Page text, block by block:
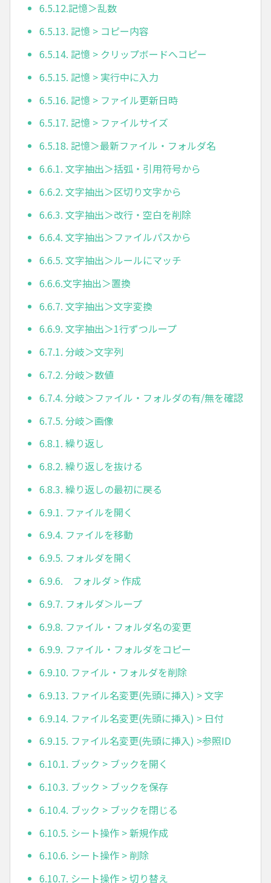
6.5.12.記憶＞乱数
6.5.13. 記憶 > コピー内容
6.5.14. 記憶 > クリップボードへコピー
6.5.15. 記憶 > 実行中に入力
6.5.16. 記憶 > ファイル更新日時
6.5.17. 記憶 > ファイルサイズ
6.5.18. 記憶＞最新ファイル・フォルダ名
6.6.1. 文字抽出＞括弧・引用符号から
6.6.2. 文字抽出＞区切り文字から
6.6.3. 文字抽出＞改行・空白を削除
6.6.4. 文字抽出＞ファイルパスから
6.6.5. 文字抽出＞ルールにマッチ
6.6.6.文字抽出＞置換
6.6.7. 文字抽出＞文字変換
6.6.9. 文字抽出＞1行ずつループ
6.7.1. 分岐＞文字列
6.7.2. 分岐＞数値
6.7.4. 分岐＞ファイル・フォルダの有/無を確認
6.7.5. 分岐＞画像
6.8.1. 繰り返し
6.8.2. 繰り返しを抜ける
6.8.3. 繰り返しの最初に戻る
6.9.1. ファイルを開く
6.9.4. ファイルを移動
6.9.5. フォルダを開く
6.9.6. フォルダ > 作成
6.9.7. フォルダ＞ループ
6.9.8. ファイル・フォルダ名の変更
6.9.9. ファイル・フォルダをコピー
6.9.10. ファイル・フォルダを削除
6.9.13. ファイル名変更(先頭に挿入) > 文字
6.9.14. ファイル名変更(先頭に挿入) > 日付
6.9.15. ファイル名変更(先頭に挿入) >参照ID
6.10.1. ブック > ブックを開く
6.10.3. ブック > ブックを保存
6.10.4. ブック > ブックを閉じる
6.10.5. シート操作 > 新規作成
6.10.6. シート操作 > 削除
6.10.7. シート操作 > 切り替え